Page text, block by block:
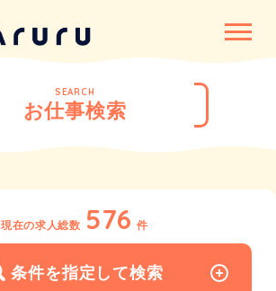
SEARCH
お仕事検索
現在の求人総数 576 件
条件を指定して検索